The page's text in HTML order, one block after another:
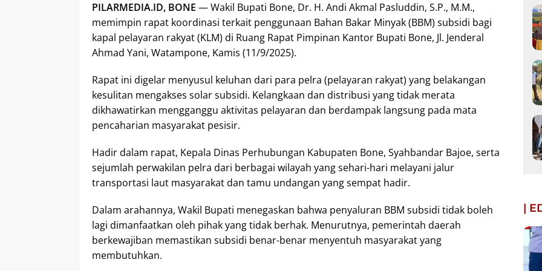
PILARMEDIA.ID, BONE — Wakil Bupati Bone, Dr. H. Andi Akmal Pasluddin, S.P., M.M.,
memimpin rapat koordinasi terkait penggunaan Bahan Bakar Minyak (BBM) subsidi bagi
kapal pelayaran rakyat (KLM) di Ruang Rapat Pimpinan Kantor Bupati Bone, Jl. Jenderal
Ahmad Yani, Watampone, Kamis (11/9/2025).
Rapat ini digelar menyusul keluhan dari para pelra (pelayaran rakyat) yang belakangan
kesulitan mengakses solar subsidi. Kelangkaan dan distribusi yang tidak merata
dikhawatirkan mengganggu aktivitas pelayaran dan berdampak langsung pada mata
pencaharian masyarakat pesisir.
Hadir dalam rapat, Kepala Dinas Perhubungan Kabupaten Bone, Syahbandar Bajoe, serta
sejumlah perwakilan pelra dari berbagai wilayah yang sehari-hari melayani jalur
transportasi laut masyarakat dan tamu undangan yang sempat hadir.
Dalam arahannya, Wakil Bupati menegaskan bahwa penyaluran BBM subsidi tidak boleh
lagi dimanfaatkan oleh pihak yang tidak berhak. Menurutnya, pemerintah daerah
berkewajiban memastikan subsidi benar-benar menyentuh masyarakat yang
membutuhkan.
|